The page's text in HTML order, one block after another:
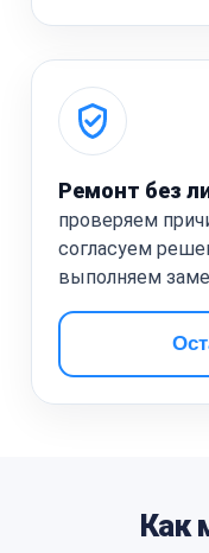
Ремонт без
проверяем
согласуем
выполняем
Как